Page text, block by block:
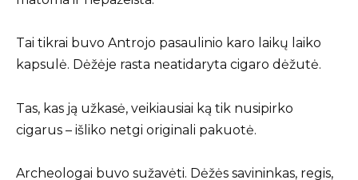
Tai tikrai buvo Antrojo pasaulinio karo laikų laiko
kapsulė. Dėžėje rasta neatidaryta cigaro dėžutė.
Tas, kas ją užkasė, veikiausiai ką tik nusipirko
cigarus – išliko netgi originali pakuotė.
Archeologai buvo sužavėti. Dėžės savininkas, regis,